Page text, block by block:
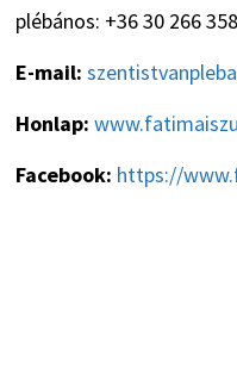
plébános: +36 30 266
E-mail:
Honlap:
Facebook: https://